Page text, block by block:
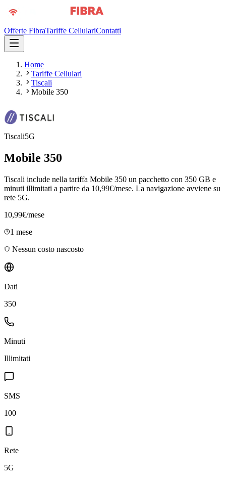
Offerte FibraTariffe CellulariContatti
Home
Tariffe Cellulari
Tiscali
Mobile 350
Tiscali5G
Mobile 350
Tiscali include nella tariffa Mobile 350 un pacchetto con 350 GB e
minuti illimitati a partire da 10,99€/mese. La navigazione avviene su
rete 5G.
10,99€/mese
1 mese
Nessun costo nascosto
Dati
350
Minuti
Illimitati
SMS
100
Rete
5G